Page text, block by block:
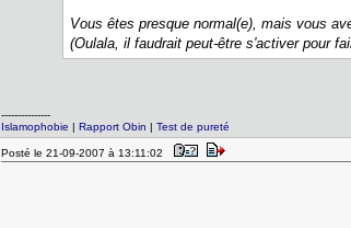
Vous êtes presque normal(e), mais vous
(Oulala, il faudrait peut-être s'activer pour
---------------
Islamophobie |Rapport Obin |Test de pureté
Posté le 21-09-2007 à 13:11:02